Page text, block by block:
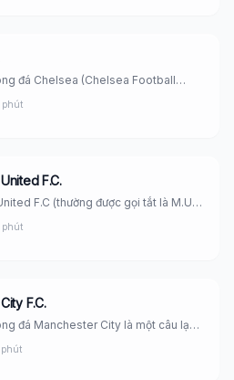
đá Chelsea (Chelsea Football
phút
F.C.
F.C (thường được gọi tắt là M.U)
phút
F.C.
đá Manchester City là một câu lạc